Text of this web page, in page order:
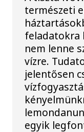
természeti
feladatokra
nem lenne
vízre.
jelentősen
egyik